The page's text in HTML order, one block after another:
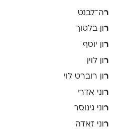
רה־לבנט
רון בלטוך
ר ון יוסף
רון לוין
ר ון רוברט לוי
ר וני אדרי
רוני גינוסר
ר וני זאדה